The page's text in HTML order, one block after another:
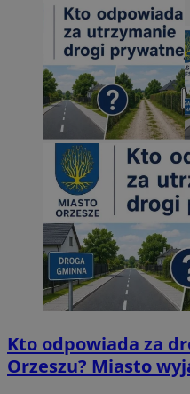
Kto odpowiada za
Orzeszu? Miasto